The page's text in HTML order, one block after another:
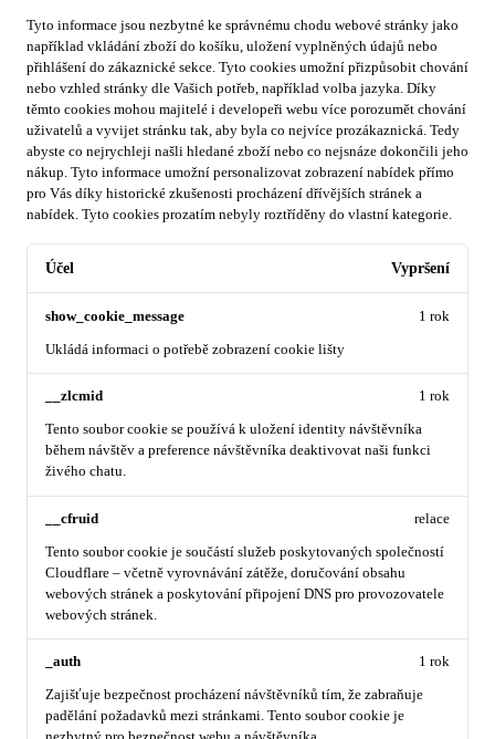
Tyto informace jsou nezbytné ke správnému chodu webové stránky jako
například vkládání zboží do košíku, uložení vyplněných údajů nebo
přihlášení do zákaznické sekce. Tyto cookies umožní přizpůsobit chování
nebo vzhled stránky dle Vašich potřeb, například volba jazyka. Díky
těmto cookies mohou majitelé i developeři webu více porozumět chování
uživatelů a vyvijet stránku tak, aby byla co nejvíce prozákaznická. Tedy
abyste co nejrychleji našli hledané zboží nebo co nejsnáze dokončili jeho
nákup. Tyto informace umožní personalizovat zobrazení nabídek přímo
pro Vás díky historické zkušenosti procházení dřívějších stránek a
nabídek. Tyto cookies prozatím nebyly roztříděny do vlastní kategorie.
Účel Vypršení
show_cookie_message
Ukládá informaci o potřebě zobrazení cookie lišty
1 rok
__zlcmid
Tento soubor cookie se používá k uložení identity návštěvníka
během návštěv a preference návštěvníka deaktivovat naši funkci
živého chatu.
1 rok
__cfruid
Tento soubor cookie je součástí služeb poskytovaných společností
Cloudflare – včetně vyrovnávání zátěže, doručování obsahu
webových stránek a poskytování připojení DNS pro provozovatele
webových stránek.
relace
_auth
Zajišťuje bezpečnost procházení návštěvníků tím, že zabraňuje
padělání požadavků mezi stránkami. Tento soubor cookie je
1 rok